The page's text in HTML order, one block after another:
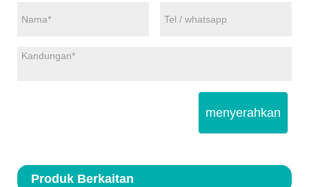
menyerahkan
Produk Berkaitan